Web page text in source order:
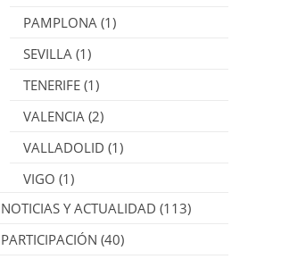
PAMPLONA (1)
SEVILLA (1)
TENERIFE (1)
VALENCIA (2)
VALLADOLID (1)
VIGO (1)
NOTICIAS Y ACTUALIDAD (113)
PARTICIPACIÓN (40)